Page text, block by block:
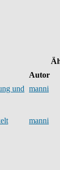
Autor
und manni
manni